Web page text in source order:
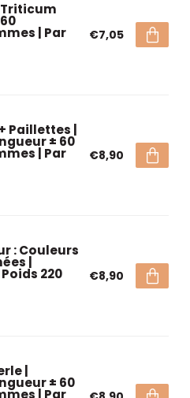
Triticum
| Par €7,05
Paillettes |
± 60
| Par €8,90
: Couleurs
|
220 €8,90
|
± 60
| Par